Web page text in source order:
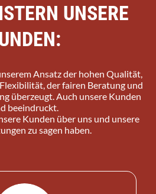
UNSERE
Ansatz der hohen Qualität,
der fairen Beratung und
überzeugt. Auch unsere Kunden
beeindruckt.
Kunden über uns und unsere
zu sagen haben.